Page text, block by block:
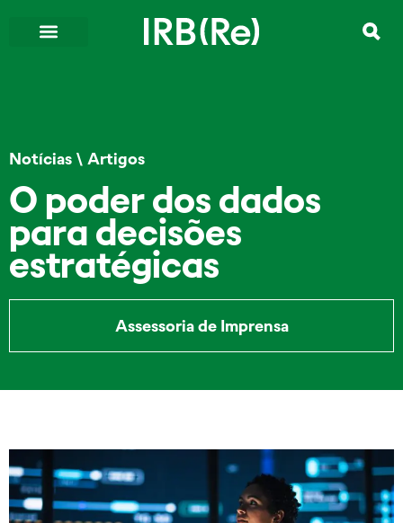
Notícias \ Artigos
O poder dos dados
para decisões
estratégicas
Assessoria de Imprensa